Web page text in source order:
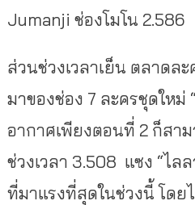
Jumanji ช่องโมโน 2.586
ส่วนช่วงเวลาเย็น ตลาดล
มาของช่อง 7 ละครชุดใหม่
อากาศเพียงตอนที่ 2 ก็สา
ช่วงเวลา 3.508 แซง “ไล
ที่มาแรงที่สุดในช่วงนี้ โด